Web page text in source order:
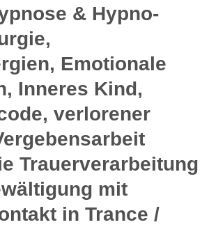
& Hypno-
Emotionale
Inneres Kind,
verlorener
Trauerverarbeitung
mit
in Trance /